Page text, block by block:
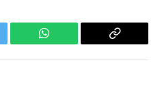
WhatsApp
Copy